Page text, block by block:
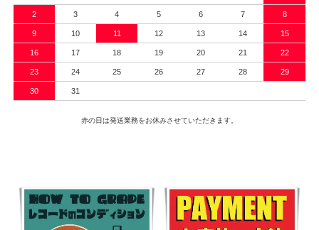
2 3 4 5 6 7 8
9 10 11 12 13 14 15
16 17 18 19 20 21 22
23 24 25 26 27 28 29
30 31
赤の日は発送業務をお休みさせていただきます。